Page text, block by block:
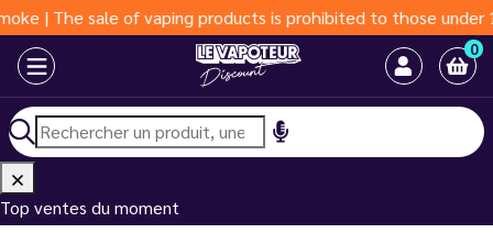
sale of vaping products is prohibited to those under 18
0
Top ventes du moment